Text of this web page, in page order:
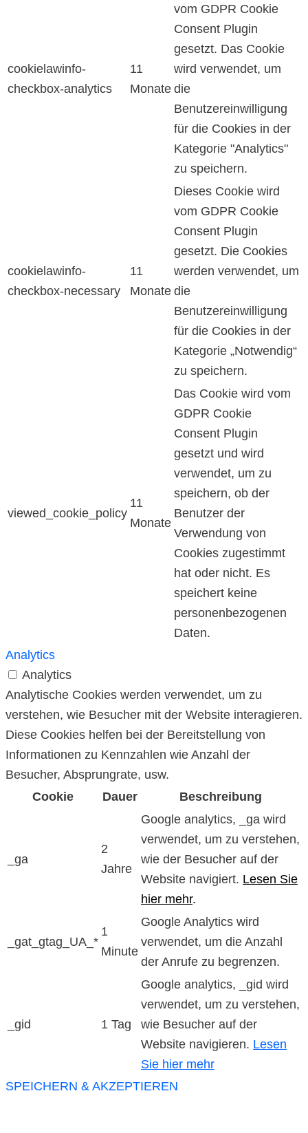
cookielawinfo-
checkbox-analytics
11
Monate
vom GDPR Cookie
Consent Plugin
gesetzt. Das Cookie
wird verwendet, um
die
Benutzereinwilligung
für die Cookies in der
Kategorie "Analytics"
zu speichern.
cookielawinfo-
checkbox-necessary
11
Monate
Dieses Cookie wird
vom GDPR Cookie
Consent Plugin
gesetzt. Die Cookies
werden verwendet, um
die
Benutzereinwilligung
für die Cookies in der
Kategorie „Notwendig“
zu speichern.
viewed_cookie_policy
11
Monate
Das Cookie wird vom
GDPR Cookie
Consent Plugin
gesetzt und wird
verwendet, um zu
speichern, ob der
Benutzer der
Verwendung von
Cookies zugestimmt
hat oder nicht. Es
speichert keine
personenbezogenen
Daten.
Analytics
Analytics
Analytische Cookies werden verwendet, um zu
verstehen, wie Besucher mit der Website interagieren.
Diese Cookies helfen bei der Bereitstellung von
Informationen zu Kennzahlen wie Anzahl der
Besucher, Absprungrate, usw.
Cookie
Dauer Beschreibung
_ga
2
Jahre
Google analytics, _ga wird
verwendet, um zu verstehen,
wie der Besucher auf der
Website navigiert. Lesen Sie
hier mehr.
_gat_gtag_UA_*
1
Minute
Google Analytics wird
verwendet, um die Anzahl
der Anrufe zu begrenzen.
_gid 1 Tag
Google analytics, _gid wird
verwendet, um zu verstehen,
wie Besucher auf der
Website navigieren. Lesen
Sie hier mehr
SPEICHERN & AKZEPTIEREN